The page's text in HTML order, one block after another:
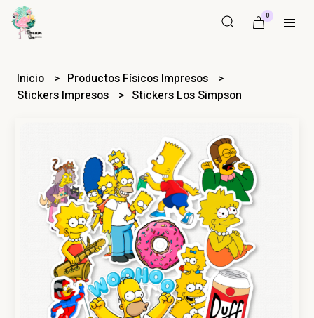
0
Inicio
Productos Físicos Impresos
Stickers Impresos
Stickers Los Simpson